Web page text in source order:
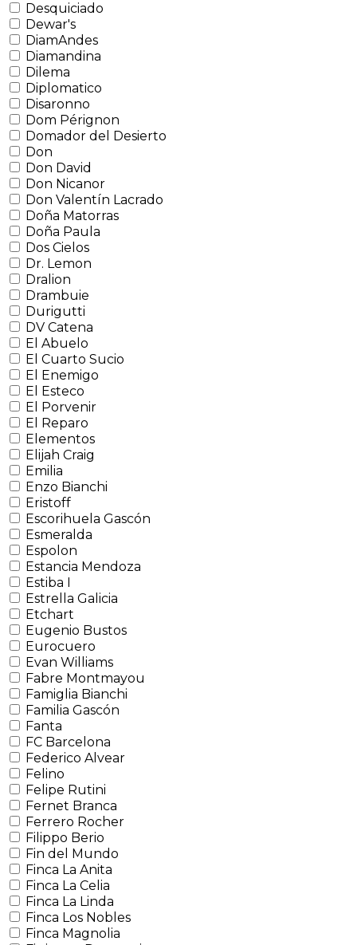
Desquiciado
Dewar's
DiamAndes
Diamandina
Dilema
Diplomatico
Disaronno
Dom Pérignon
Domador del Desierto
Don
Don David
Don Nicanor
Don Valentín Lacrado
Doña Matorras
Doña Paula
Dos Cielos
Dr. Lemon
Dralion
Drambuie
Durigutti
DV Catena
El Abuelo
El Cuarto Sucio
El Enemigo
El Esteco
El Porvenir
El Reparo
Elementos
Elijah Craig
Emilia
Enzo Bianchi
Eristoff
Escorihuela Gascón
Esmeralda
Espolon
Estancia Mendoza
Estiba I
Estrella Galicia
Etchart
Eugenio Bustos
Eurocuero
Evan Williams
Fabre Montmayou
Famiglia Bianchi
Familia Gascón
Fanta
FC Barcelona
Federico Alvear
Felino
Felipe Rutini
Fernet Branca
Ferrero Rocher
Filippo Berio
Fin del Mundo
Finca La Anita
Finca La Celia
Finca La Linda
Finca Los Nobles
Finca Magnolia